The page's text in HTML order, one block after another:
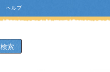
ヘルプ
検索